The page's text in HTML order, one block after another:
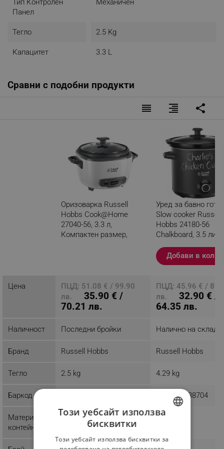
Тип Контролен
Панел
Механичен
Тегло 2.5 Kg
Капацитет 3.3 L
Сравни с подобни продукти
reorder format_align_right share
Оризоварка Russell
Hobbs Cook@Home
27040-56, 3.3 л,
Компактен размер,
Уред за бавно
Slow cooker Russell
Hobbs 24180-56
Chalkboard, 3.5
програми, Черен
Добави в
Цена
ПЦД: 51.08 € / 99.90
лв.
35.90 € /
70.21 лв.
ПЦД: 45.96 € /
лв.
32.90 € /
64.35 лв.
Наличност Последни бройки Налично на склад
Бранд Russell Hobbs Russell Hobbs
Тегло 2.5 kg 4.29 kg
Баркод 4008496938704
Материал
контейнер
Мрамор
Този уебсайт използва
бисквитки
Този уебсайт използва бисквитки за